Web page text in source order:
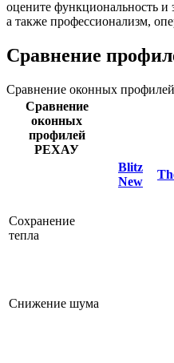
оцените функциональность
а также профессионализм,
Сравнение
Сравнение оконных
Сравнение
оконных
профилей
РЕХАУ
Blitz
New
Сохранение
тепла
Снижение шума